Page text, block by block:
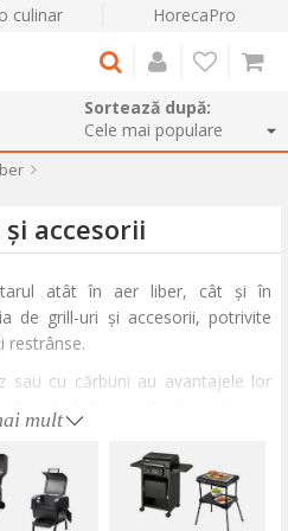
culinar HorecaPro
Sortează după:
accesorii
atât în aer liber, cât și în
de grill-uri și accesorii, potrivite
restrânse.
sau cu cărbuni au avantajele lor
la dispoziție. Grătarul electric
care vor să gătească sănătos,
mai mult de nevoie și mai
de celelalte tipuri de grătar, nu
mult